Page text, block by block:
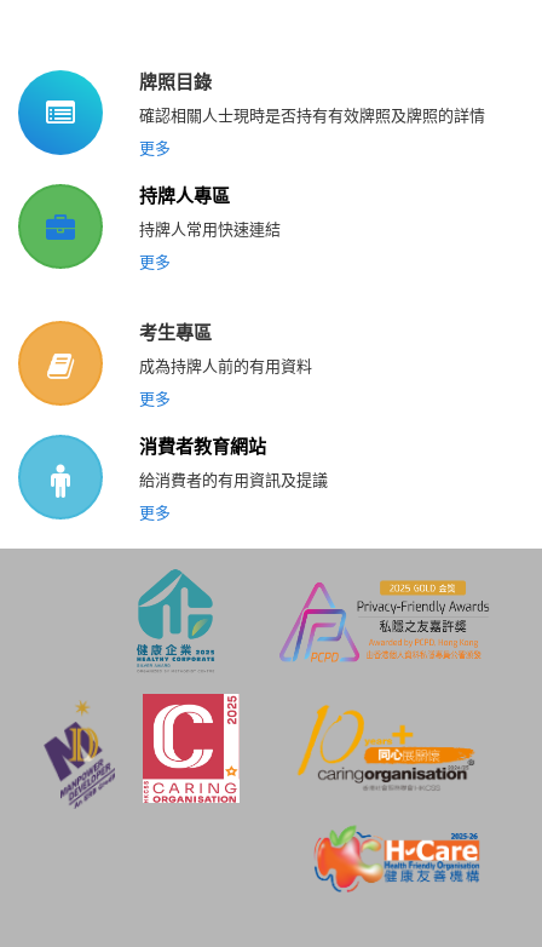
牌照目錄
確認相關人士現時是否持有有效牌照及牌照的詳情
更多
持牌人專區
持牌人常用快速連結
更多
考生專區
成為持牌人前的有用資料
更多
消費者教育網站
給消費者的有用資訊及提議
更多